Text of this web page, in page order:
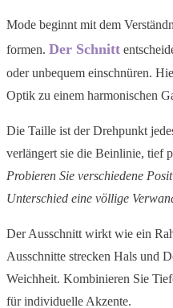
Mode beginnt mit dem
formen. Der Schnitt
oder unbequem einschnüren.
Optik zu einem harmonischen
Die Taille ist der Drehpunkt
verlängert sie die Beinlinie, tief
Probieren Sie verschiedene
Unterschied eine völlige
Der Ausschnitt wirkt wie ein
Ausschnitte strecken Hals und
Weichheit. Kombinieren Sie
für individuelle Akzente.